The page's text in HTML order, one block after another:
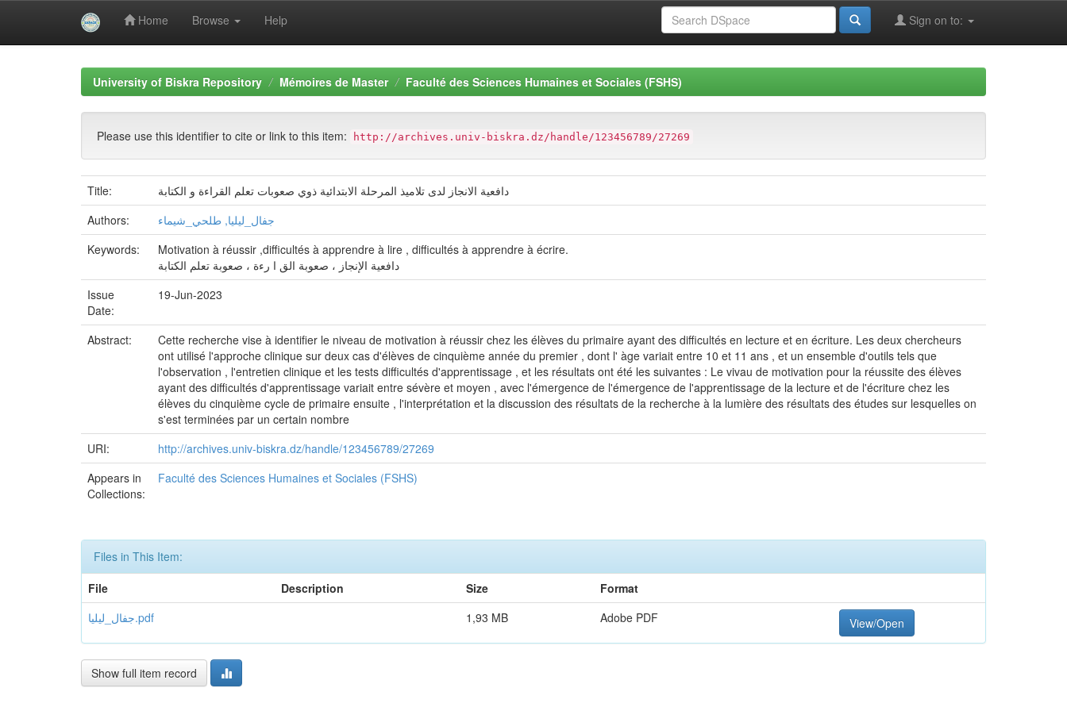
Home Browse Help Sign on to:
University of Biskra Repository Mémoires de Master Faculté des Sciences Humaines et Sociales (FSHS)
Please use this identifier to cite or link to this item: http://archives.univ-biskra.dz/handle/123456789/27269
Title:
دافعية الانجاز لدى تلاميذ المرحلة الابتدائية ذوي صعوبات تعلم القراءة و الكتابة
Authors:
جفال_ليليا, طلحي_شيماء
Keywords:
Motivation à réussir ,difficultés à apprendre à lire , difficultés à apprendre à écrire.
دافعیة الإنجاز ، صعوبة الق ا رءة ، صعوبة تعلم الكتابة
Issue
Date:
19-Jun-2023
Abstract:
Cette recherche vise à identifier le niveau de motivation à réussir chez les élèves du primaire ayant des difficultés en lecture et en écriture. Les deux chercheurs
ont utilisé l'approche clinique sur deux cas d'élèves de cinquième année du premier , dont l' àge variait entre 10 et 11 ans , et un ensemble d'outils tels que
l'observation , l'entretien clinique et les tests difficultés d'apprentissage , et les résultats ont été les suivantes : Le vivau de motivation pour la réussite des élèves
ayant des difficultés d'apprentissage variait entre sévère et moyen , avec l'émergence de l'émergence de l'apprentissage de la lecture et de l'écriture chez les
élèves du cinquième cycle de primaire ensuite , l'interprétation et la discussion des résultats de la recherche à la lumière des résultats des études sur lesquelles on
s'est terminées par un certain nombre
URI:
http://archives.univ-biskra.dz/handle/123456789/27269
Appears in
Collections:
Faculté des Sciences Humaines et Sociales (FSHS)
Files in This Item:
File
Description Size
Format
جفال_ليليا.pdf
1,93 MB Adobe PDF View/Open
Show full item record